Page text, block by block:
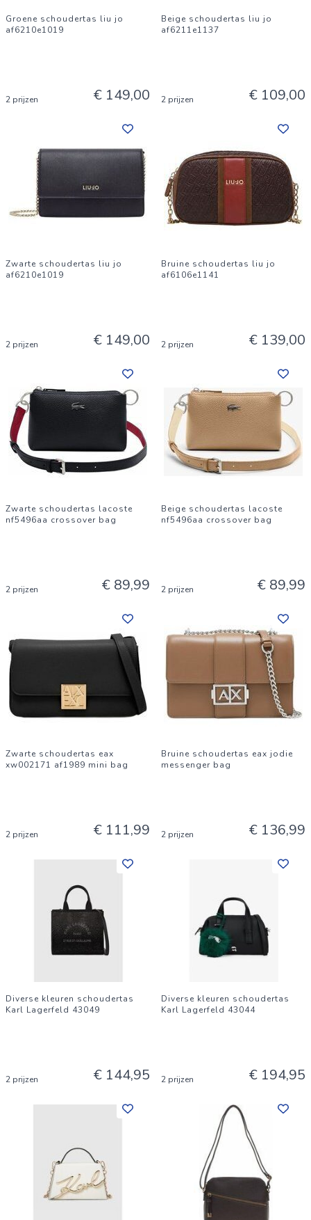
Groene schoudertas liu jo
af6210e1019
2 prijzen € 149,00
Beige schoudertas liu jo
af6211e1137
2 prijzen € 109,00
Zwarte schoudertas liu jo
af6210e1019
2 prijzen € 149,00
Bruine schoudertas liu jo
af6106e1141
2 prijzen € 139,00
Zwarte schoudertas lacoste
nf5496aa crossover bag
2 prijzen € 89,99
Beige schoudertas lacoste
nf5496aa crossover bag
2 prijzen € 89,99
Zwarte schoudertas eax
xw002171 af1989 mini bag
2 prijzen € 111,99
Bruine schoudertas eax jodie
messenger bag
2 prijzen € 136,99
Diverse kleuren schoudertas
Karl Lagerfeld 43049
2 prijzen € 144,95
Diverse kleuren schoudertas
Karl Lagerfeld 43044
2 prijzen € 194,95